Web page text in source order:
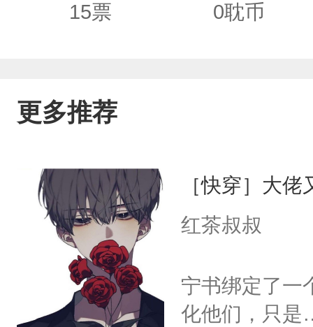
15票 0耽币
更多推荐
［快穿］大
红茶叔叔
宁书绑定了一
化他们，只是